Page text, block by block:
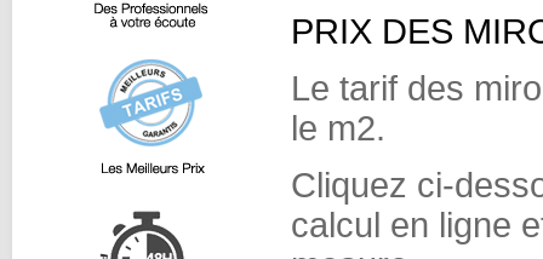
PRIX DES
Le tarif des
le m2.
Cliquez ci-
calcul en ligne